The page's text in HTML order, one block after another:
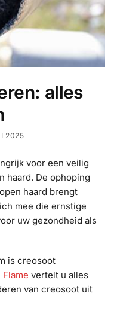
alles
2025
voor een veilig
haard. De ophoping
haard brengt
mee die ernstige
uw gezondheid als
is creosoot
Flame vertelt u alles
van creosoot uit